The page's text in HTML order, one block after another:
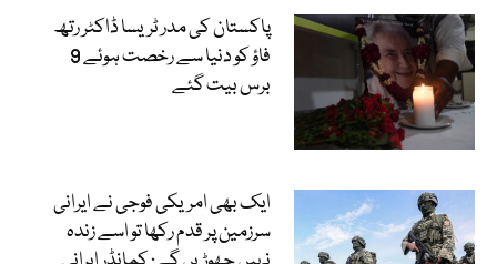
پاکستان کی مدر ٹریسا ڈاکٹر رتھ
فاؤ کو دنیا سے رخصت ہوئے 9
برس بیت گئے
ایک بھی امریکی فوجی نے ایرانی
سرزمین پر قدم رکھا تو اسے زندہ